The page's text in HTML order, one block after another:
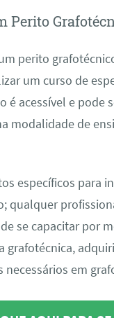
Perito
perito
um curso de
é acessível e pode
modalidade de
específicos para
qualquer
se capacitar por
grafotécnica,
necessários em